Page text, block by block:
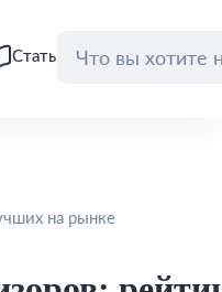
Статьи Обзоры
на рынке